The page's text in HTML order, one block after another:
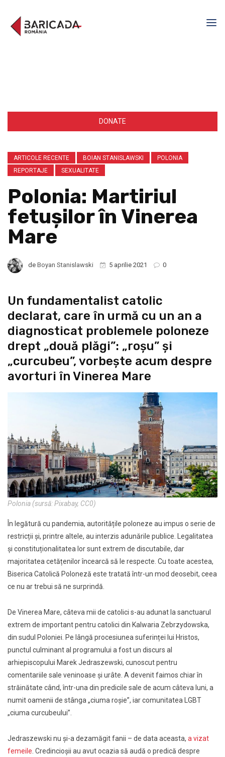
DONATE
ARTICOLE RECENTE BOIAN STANISLAWSKI
POLONIA
REPORTAJE
SEXUALITATE
Polonia: Martiriul
fetușilor în Vinerea
Mare
de Boyan Stanislawski 5 aprilie 2021 0
Un fundamentalist catolic
declarat, care în urmă cu un an a
diagnosticat problemele poloneze
drept „două plăgi”: „roșu” și
„curcubeu”, vorbește acum despre
avorturi în Vinerea Mare
Polonia (sursă: Pixabay, CC0)
În legătură cu pandemia, autoritățile poloneze au impus o serie de
restricții şi, printre altele, au interzis adunările publice. Legalitatea
și constituționalitatea lor sunt extrem de discutabile, dar
majoritatea cetățenilor încearcă să le respecte. Cu toate acestea,
Biserica Catolică Poloneză este tratată într-un mod deosebit, ceea
ce nu ar trebui să ne surprindă.
De Vinerea Mare, câteva mii de catolici s-au adunat la sanctuarul
extrem de important pentru catolici din Kalwaria Zebrzydowska,
din sudul Poloniei. Pe lângă procesiunea suferinței lui Hristos,
punctul culminant al programului a fost un discurs al
arhiepiscopului Marek Jedraszewski, cunoscut pentru
comentariile sale veninoase și urâte. A devenit faimos chiar în
străinătate când, într-una din predicile sale de acum câteva luni, a
numit oamenii de stânga „ciuma roșie”, iar comunitatea LGBT
„ciuma curcubeului”.
Jedraszewski nu și-a dezamăgit fanii – de data aceasta, a vizat
femeile . Credincioșii au avut ocazia să audă o predică despre